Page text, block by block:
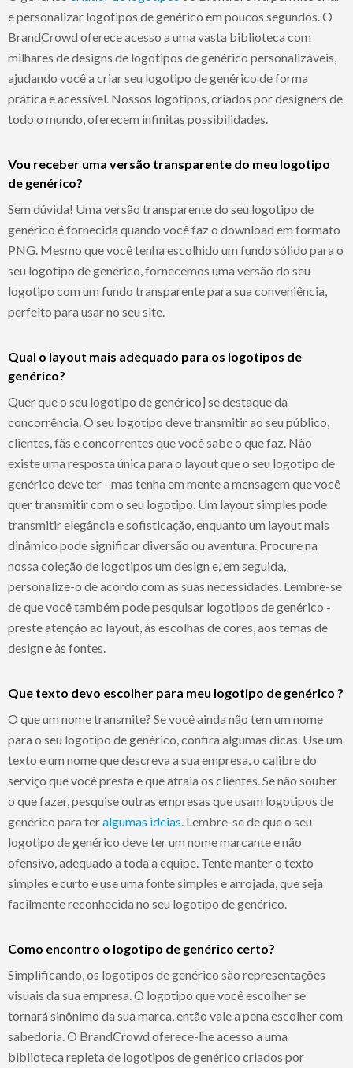
e personalizar logotipos de genérico em poucos segundos. O
BrandCrowd oferece acesso a uma vasta biblioteca com
milhares de designs de logotipos de genérico personalizáveis,
ajudando você a criar seu logotipo de genérico de forma
prática e acessível. Nossos logotipos, criados por designers de
todo o mundo, oferecem infinitas possibilidades.
Vou receber uma versão transparente do meu logotipo
de genérico?
Sem dúvida! Uma versão transparente do seu logotipo de
genérico é fornecida quando você faz o download em formato
PNG. Mesmo que você tenha escolhido um fundo sólido para o
seu logotipo de genérico, fornecemos uma versão do seu
logotipo com um fundo transparente para sua conveniência,
perfeito para usar no seu site.
Qual o layout mais adequado para os logotipos de
genérico?
Quer que o seu logotipo de genérico] se destaque da
concorrência. O seu logotipo deve transmitir ao seu público,
clientes, fãs e concorrentes que você sabe o que faz. Não
existe uma resposta única para o layout que o seu logotipo de
genérico deve ter - mas tenha em mente a mensagem que você
quer transmitir com o seu logotipo. Um layout simples pode
transmitir elegância e sofisticação, enquanto um layout mais
dinâmico pode significar diversão ou aventura. Procure na
nossa coleção de logotipos um design e, em seguida,
personalize-o de acordo com as suas necessidades. Lembre-se
de que você também pode pesquisar logotipos de genérico -
preste atenção ao layout, às escolhas de cores, aos temas de
design e às fontes.
Que texto devo escolher para meu logotipo de genérico ?
O que um nome transmite? Se você ainda não tem um nome
para o seu logotipo de genérico, confira algumas dicas. Use um
texto e um nome que descreva a sua empresa, o calibre do
serviço que você presta e que atraia os clientes. Se não souber
o que fazer, pesquise outras empresas que usam logotipos de
genérico para teralgumas ideias . Lembre-se de que o seu
logotipo de genérico deve ter um nome marcante e não
ofensivo, adequado a toda a equipe. Tente manter o texto
simples e curto e use uma fonte simples e arrojada, que seja
facilmente reconhecida no seu logotipo de genérico.
Como encontro o logotipo de genérico certo?
Simplificando, os logotipos de genérico são representações
visuais da sua empresa. O logotipo que você escolher se
tornará sinônimo da sua marca, então vale a pena escolher com
sabedoria. O BrandCrowd oferece-lhe acesso a uma
biblioteca repleta de logotipos de genérico criados por